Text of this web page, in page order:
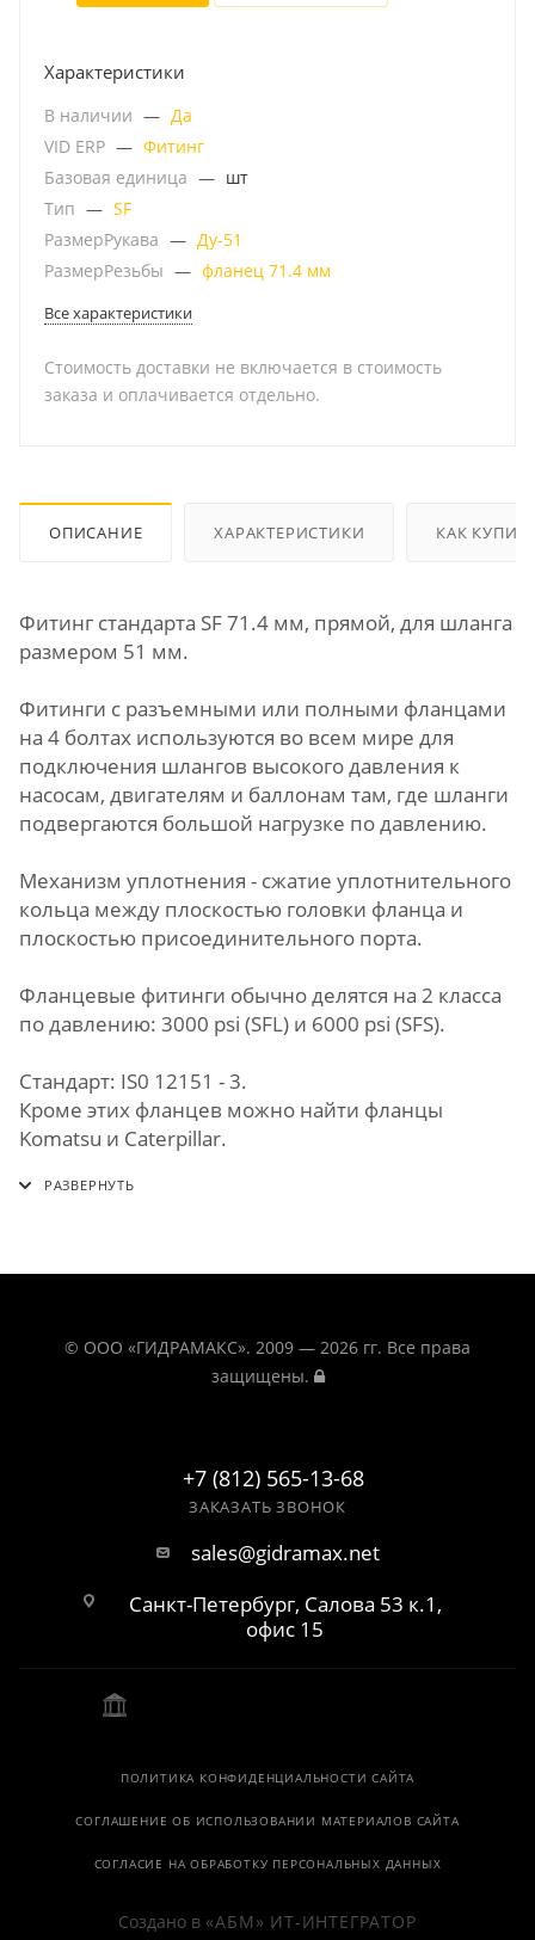
Характеристики
В наличии — Да
VID ERP — Фитинг
Базовая единица — шт
Тип — SF
РазмерРукава — Ду-51
РазмерРезьбы — фланец 71.4 мм
Все характеристики
Стоимость доставки не включается в стоимость
заказа и оплачивается отдельно.
ОПИСАНИЕ ХАРАКТЕРИСТИКИ КАК
Фитинг стандарта SF 71.4 мм, прямой, для шланга
размером 51 мм.
Фитинги с разъемными или полными фланцами
на 4 болтах используются во всем мире для
подключения шлангов высокого давления к
насосам, двигателям и баллонам там, где шланги
подвергаются большой нагрузке по давлению.
Механизм уплотнения - сжатие уплотнительного
кольца между плоскостью головки фланца и
плоскостью присоединительного порта.
Фланцевые фитинги обычно делятся на 2 класса
по давлению: 3000 psi (SFL) и 6000 psi (SFS).
Стандарт: IS0 12151 - 3.
Кроме этих фланцев можно найти фланцы
Komatsu и Caterpillar.
© ООО «ГИДРАМАКС». 2009 — 2026 гг. Все права
защищены.
+7 (812) 565-13-68
ЗАКАЗАТЬ ЗВОНОК
sales@gidramax.net
Санкт-Петербург, Салова 53 к.1,
офис 15
ПОЛИТИКА КОНФИДЕНЦИАЛЬНОСТИ САЙТА
СОГЛАШЕНИЕ ОБ ИСПОЛЬЗОВАНИИ МАТЕРИАЛОВ САЙТА
СОГЛАСИЕ НА ОБРАБОТКУ ПЕРСОНАЛЬНЫХ ДАННЫХ
Создано в «АБМ» ИТ-ИНТЕГРАТОР